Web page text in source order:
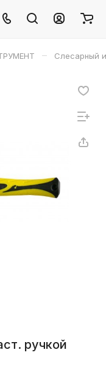
– Слесарный
ручкой